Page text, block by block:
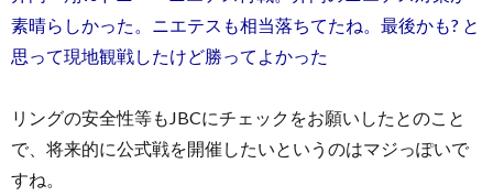
素晴らしかった。ニエテスも相当落ちてたね。最後かも? と
思って現地観戦したけど勝ってよかった
リングの安全性等もJBCにチェックをお願いしたとのこと
で、将来的に公式戦を開催したいというのはマジっぽいで
すね。